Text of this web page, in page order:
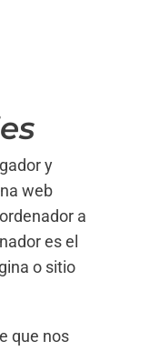
y
web
a
es el
o sitio
que nos